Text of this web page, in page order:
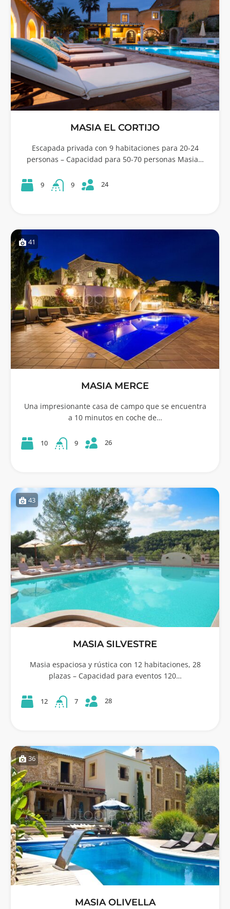
MASIA EL CORTIJO
Escapada privada con 9 habitaciones para 20-24
personas – Capacidad para 50-70 personas Masia…
9 9 24
41
MASIA MERCE
Una impresionante casa de campo que se encuentra
a 10 minutos en coche de…
10 9 26
43
MASIA SILVESTRE
Masia espaciosa y rústica con 12 habitaciones, 28
plazas – Capacidad para eventos 120…
12 7 28
36
MASIA OLIVELLA